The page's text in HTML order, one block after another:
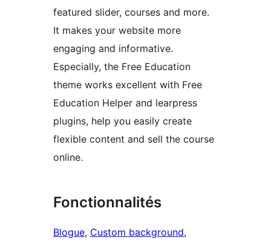
featured slider, courses and more.
It makes your website more
engaging and informative.
Especially, the Free Education
theme works excellent with Free
Education Helper and learpress
plugins, help you easily create
flexible content and sell the course
online.
Fonctionnalités
Blogue, Custom background